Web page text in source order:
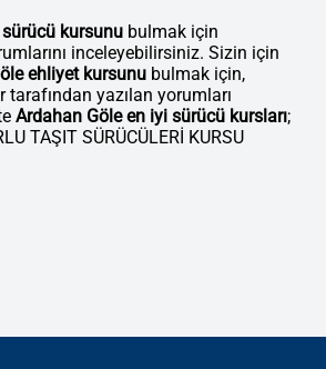
kursunu bulmak için
inceleyebilirsiniz. Sizin için
ehliyet kursunu bulmak için,
yazılan yorumları
Ardahan Göle en iyi sürücü kursları;
TAŞIT SÜRÜCÜLERİ KURSU